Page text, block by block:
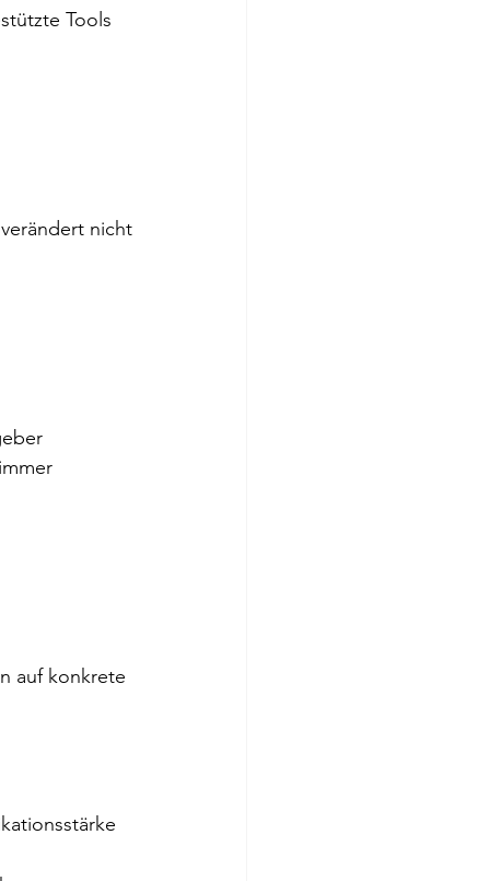
Tools
nicht
auf konkrete